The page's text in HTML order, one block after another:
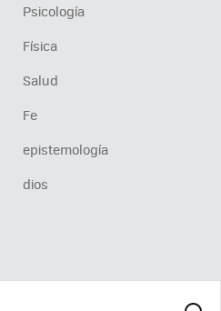
Psicología
Física
Salud
Fe
epistemología
dios